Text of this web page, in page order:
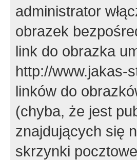
administrator
obrazek
link do obrazka
http://www.jakas-
linków do
(chyba, że jest
znajdujących się
skrzynki